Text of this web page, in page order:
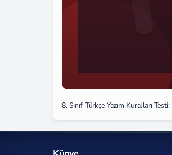
8. Sınıf Türkçe Yazım Kuralları